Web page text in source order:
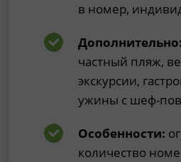
в номер,
Дополнительно:
частный пляж,
экскурсии,
ужины с шеф-
Особенности:
количество